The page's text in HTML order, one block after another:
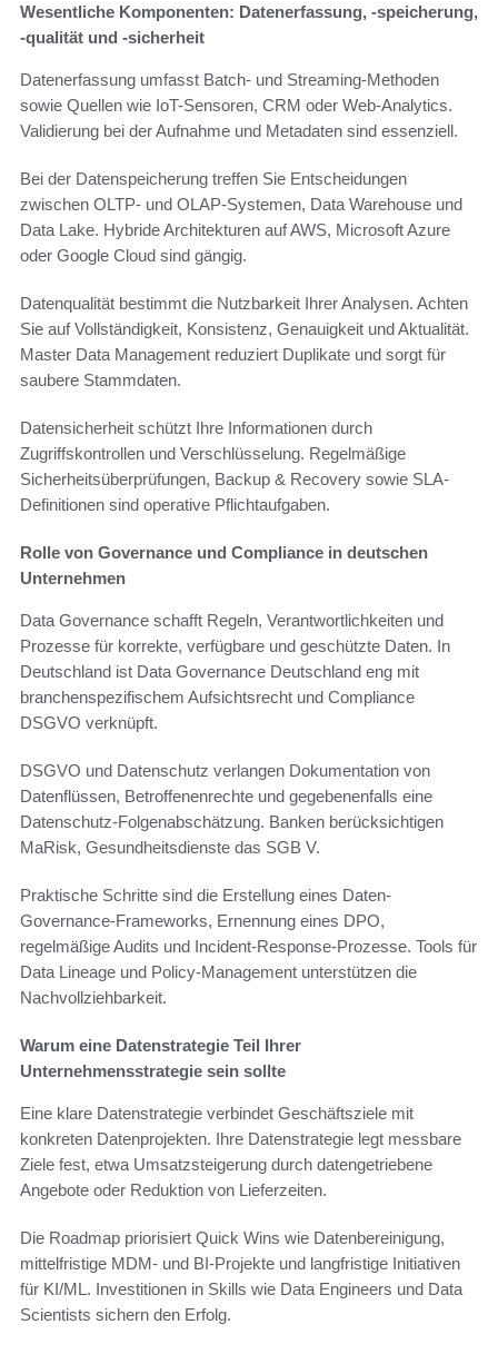
Wesentliche Komponenten: Datenerfassung, -speicherung,
-qualität und -sicherheit
Datenerfassung umfasst Batch- und Streaming-Methoden
sowie Quellen wie IoT-Sensoren, CRM oder Web-Analytics.
Validierung bei der Aufnahme und Metadaten sind essenziell.
Bei der Datenspeicherung treffen Sie Entscheidungen
zwischen OLTP- und OLAP-Systemen, Data Warehouse und
Data Lake. Hybride Architekturen auf AWS, Microsoft Azure
oder Google Cloud sind gängig.
Datenqualität bestimmt die Nutzbarkeit Ihrer Analysen. Achten
Sie auf Vollständigkeit, Konsistenz, Genauigkeit und Aktualität.
Master Data Management reduziert Duplikate und sorgt für
saubere Stammdaten.
Datensicherheit schützt Ihre Informationen durch
Zugriffskontrollen und Verschlüsselung. Regelmäßige
Sicherheitsüberprüfungen, Backup & Recovery sowie SLA-
Definitionen sind operative Pflichtaufgaben.
Rolle von Governance und Compliance in deutschen
Unternehmen
Data Governance schafft Regeln, Verantwortlichkeiten und
Prozesse für korrekte, verfügbare und geschützte Daten. In
Deutschland ist Data Governance Deutschland eng mit
branchenspezifischem Aufsichtsrecht und Compliance
DSGVO verknüpft.
DSGVO und Datenschutz verlangen Dokumentation von
Datenflüssen, Betroffenenrechte und gegebenenfalls eine
Datenschutz-Folgenabschätzung. Banken berücksichtigen
MaRisk, Gesundheitsdienste das SGB V.
Praktische Schritte sind die Erstellung eines Daten-
Governance-Frameworks, Ernennung eines DPO,
regelmäßige Audits und Incident-Response-Prozesse. Tools für
Data Lineage und Policy-Management unterstützen die
Nachvollziehbarkeit.
Warum eine Datenstrategie Teil Ihrer
Unternehmensstrategie sein sollte
Eine klare Datenstrategie verbindet Geschäftsziele mit
konkreten Datenprojekten. Ihre Datenstrategie legt messbare
Ziele fest, etwa Umsatzsteigerung durch datengetriebene
Angebote oder Reduktion von Lieferzeiten.
Die Roadmap priorisiert Quick Wins wie Datenbereinigung,
mittelfristige MDM- und BI-Projekte und langfristige Initiativen
für KI/ML. Investitionen in Skills wie Data Engineers und Data
Scientists sichern den Erfolg.